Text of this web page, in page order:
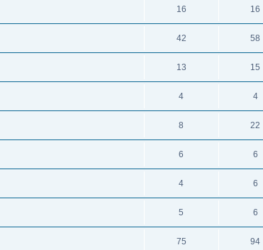
16 16
42 58
13 15
4 4
8 22
6 6
4 6
5 6
75 94